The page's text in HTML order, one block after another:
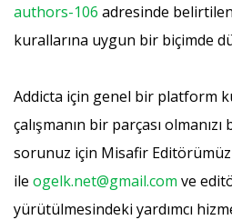
authors-106 adresinde
kurallarına uygun bir biçimde
Addicta için genel bir platform
çalışmanın bir parçası
sorunuz için Misafir
ile ogelk.net@gmail.com ve
yürütülmesindeki yardımcı